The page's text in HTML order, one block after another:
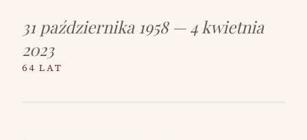
31 października 1958 — 4 kwietnia
2023
64 LAT